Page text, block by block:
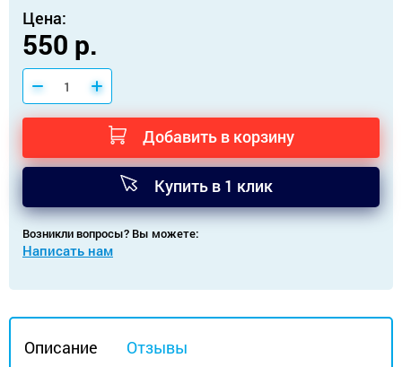
Цена:
550 р.
Добавить в корзину
Купить в 1 клик
Возникли вопросы? Вы можете:
Написать нам
Описание Отзывы